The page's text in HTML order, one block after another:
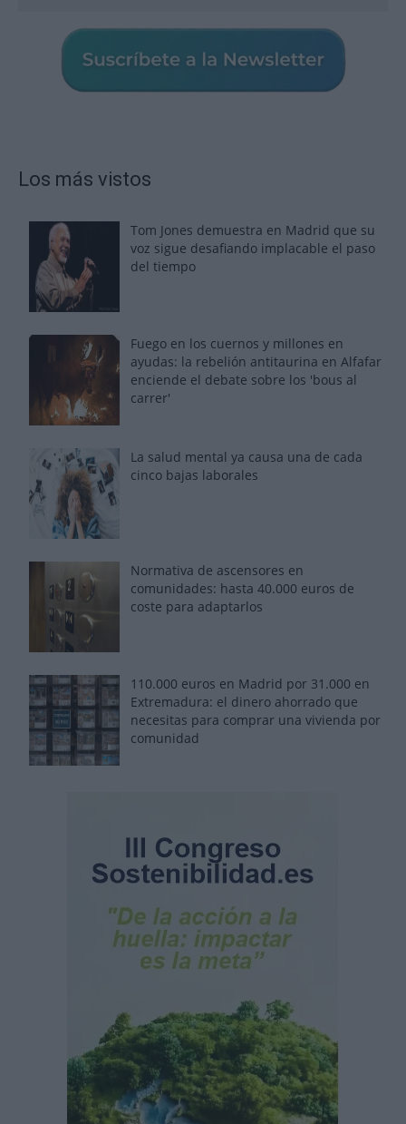
Los más vistos
Tom Jones demuestra en Madrid que su
voz sigue desafiando implacable el paso
del tiempo
Fuego en los cuernos y millones en
ayudas: la rebelión antitaurina en Alfafar
enciende el debate sobre los 'bous al
carrer'
La salud mental ya causa una de cada
cinco bajas laborales
Normativa de ascensores en
comunidades: hasta 40.000 euros de
coste para adaptarlos
110.000 euros en Madrid por 31.000 en
Extremadura: el dinero ahorrado que
necesitas para comprar una vivienda por
comunidad